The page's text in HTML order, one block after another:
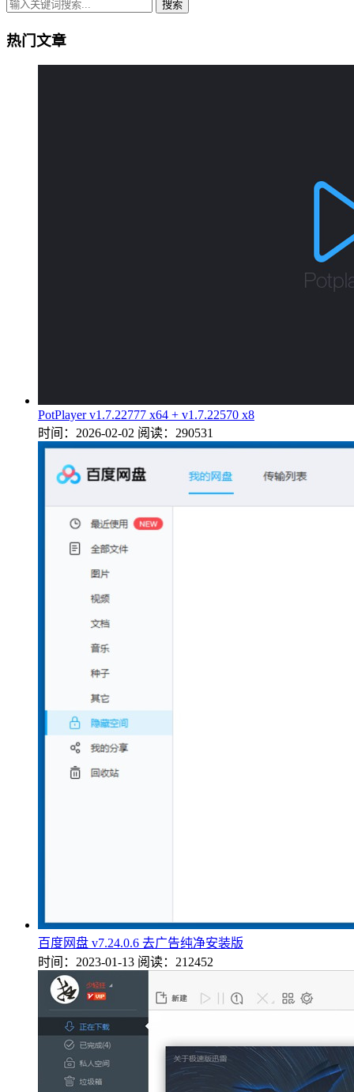
搜索
热门文章
PotPlayer v1.7.22777 x64 + v1.7.22570 x8
时间：2026-02-02 阅读：290531
百度网盘 v7.24.0.6 去广告纯净安装版
时间：2023-01-13 阅读：212452